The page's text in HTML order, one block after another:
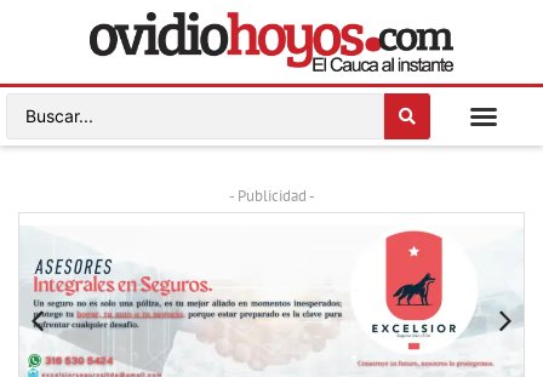
- Publicidad -